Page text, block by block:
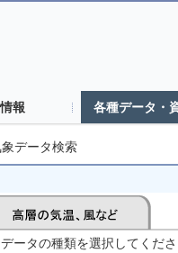
報 各種データ・
データ検索
ータの種類を選択してくだ